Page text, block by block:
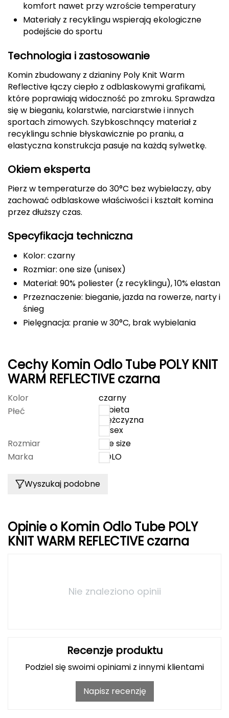
Cassin
Ciele Athletics
Climbing Technology
Coleman
Columbia
DUNLOP
Dolomite
EISBAR
ENERO CAMP
ENERO PRO
Elmer by Swany
F
G
GIVOVA
komfort nawet przy wzroście temperatury
Materiały z recyklingu wspierają ekologiczne
podejście do sportu
Technologia i zastosowanie
Komin zbudowany z dzianiny Poly Knit Warm
Reflective łączy ciepło z odblaskowymi grafikami,
które poprawiają widoczność po zmroku. Sprawdza
się w bieganiu, kolarstwie, narciarstwie i innych
sportach zimowych. Szybkoschnący materiał z
recyklingu schnie błyskawicznie po praniu, a
elastyczna konstrukcja pasuje na każdą sylwetkę.
Okiem eksperta
Pierz w temperaturze do 30°C bez wybielaczy, aby
zachować odblaskowe właściwości i kształt komina
przez dłuższy czas.
Specyfikacja techniczna
Kolor: czarny
Rozmiar: one size (unisex)
Materiał: 90% poliester (z recyklingu), 10% elastan
Przeznaczenie: bieganie, jazda na rowerze, narty i
śnieg
Pielęgnacja: pranie w 30°C, brak wybielania
Cechy Komin Odlo Tube POLY KNIT
WARM REFLECTIVE czarna
Kolor
czarny
Płeć
kobieta
mężczyzna
unisex
Rozmiar
one size
Marka
ODLO
Wyszukaj podobne
Opinie o Komin Odlo Tube POLY
KNIT WARM REFLECTIVE czarna
Nie znaleziono opinii
Recenzje produktu
Podziel się swoimi opiniami z innymi klientami
Napisz recenzję